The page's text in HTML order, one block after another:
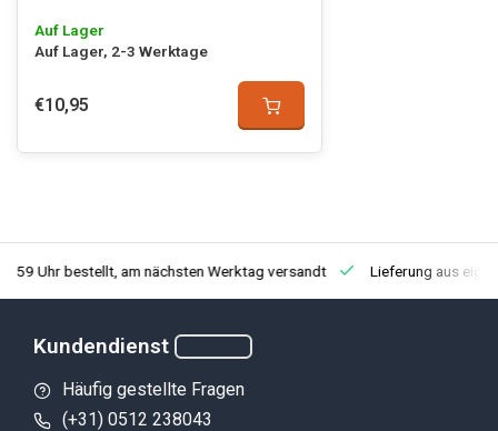
Auf Lager
Auf Lager, 2-3 Werktage
€10,95
Uhr bestellt, am nächsten Werktag versandt Lieferung aus
Kundendienst
Häufig gestellte Fragen
(+31) 0512 238043